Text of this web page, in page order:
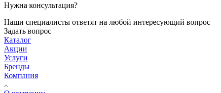
Нужна консультация?
Наши специалисты ответят на любой интересующий вопрос
Задать вопрос
Каталог
Акции
Услуги
Бренды
Компания